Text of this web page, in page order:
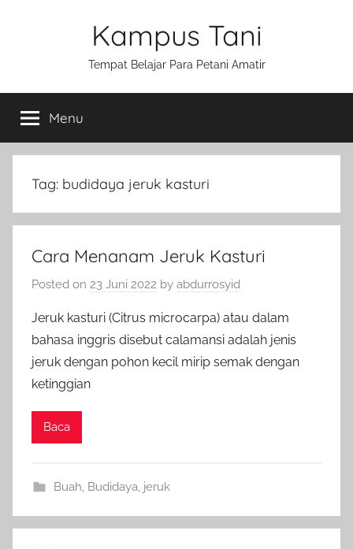
Kampus Tani
Tempat Belajar Para Petani Amatir
Menu
Tag: budidaya jeruk kasturi
Cara Menanam Jeruk Kasturi
Posted on 23 Juni 2022 by abdurrosyid
Jeruk kasturi (Citrus microcarpa) atau dalam
bahasa inggris disebut calamansi adalah jenis
jeruk dengan pohon kecil mirip semak dengan
ketinggian
Baca
Buah Budidaya jeruk